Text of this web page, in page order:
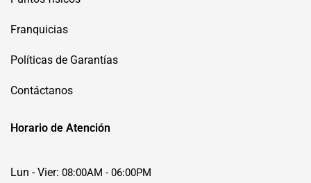
Franquicias
Políticas de Garantías
Contáctanos
Horario de Atención
Lun - Vier: 08:00AM - 06:00PM